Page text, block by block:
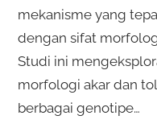
mekanisme yang
dengan sifat
Studi ini
morfologi akar dan
berbagai genotipe…